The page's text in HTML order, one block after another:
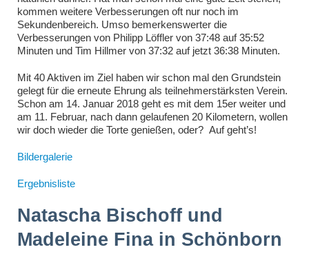
kommen weitere Verbesserungen oft nur noch im
Sekundenbereich. Umso bemerkenswerter die
Verbesserungen von Philipp Löffler von 37:48 auf 35:52
Minuten und Tim Hillmer von 37:32 auf jetzt 36:38 Minuten.
Mit 40 Aktiven im Ziel haben wir schon mal den Grundstein
gelegt für die erneute Ehrung als teilnehmerstärksten Verein.
Schon am 14. Januar 2018 geht es mit dem 15er weiter und
am 11. Februar, nach dann gelaufenen 20 Kilometern, wollen
wir doch wieder die Torte genießen, oder? Auf geht’s!
Bildergalerie
Ergebnisliste
Natascha Bischoff und
Madeleine Fina in Schönborn